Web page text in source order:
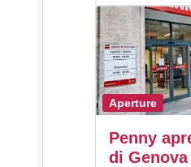
Aperture
Penny
di